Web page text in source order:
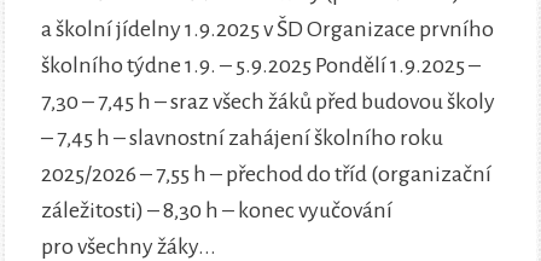
a školní jídelny 1.9.2025 v ŠD Organizace prvního
školního týdne 1.9. – 5.9.2025 Pondělí 1.9.2025 –
7,30 – 7,45 h – sraz všech žáků před budovou školy
– 7,45 h – slavnostní zahájení školního roku
2025/2026 – 7,55 h – přechod do tříd (organizační
záležitosti) – 8,30 h – konec vyučování
pro všechny žáky...